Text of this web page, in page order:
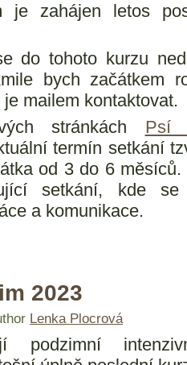
je zahájen letos
do tohoto kurzu
bych začátkem
mailem kontaktovat.
stránkách Psí
termín setkání
od 3 do 6
setkání, kde se
a komunikace.
2023
Lenka Plocrová
podzimní